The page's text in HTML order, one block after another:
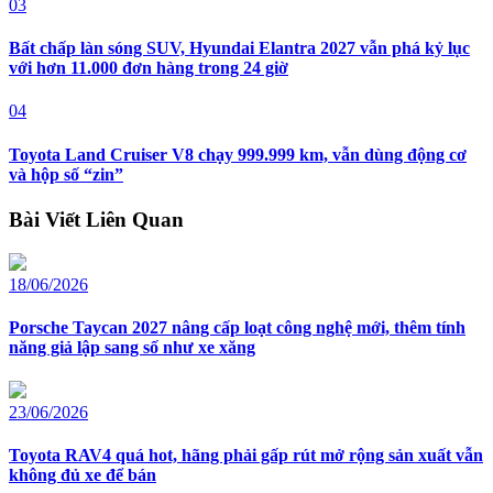
03
Bất chấp làn sóng SUV, Hyundai Elantra 2027 vẫn phá kỷ lục
với hơn 11.000 đơn hàng trong 24 giờ
04
Toyota Land Cruiser V8 chạy 999.999 km, vẫn dùng động cơ
và hộp số “zin”
Bài Viết Liên Quan
18/06/2026
Porsche Taycan 2027 nâng cấp loạt công nghệ mới, thêm tính
năng giả lập sang số như xe xăng
23/06/2026
Toyota RAV4 quá hot, hãng phải gấp rút mở rộng sản xuất vẫn
không đủ xe để bán